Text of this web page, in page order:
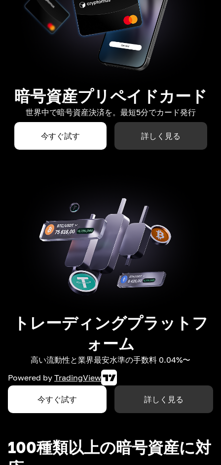
暗号資産プリペイドカード
世界中で暗号資産決済を。最短5分でカード発行
今すぐ試す 詳しく見る
トレーディングプラットフ
ォーム
高い流動性と業界最安水準の手数料 0.04%〜
Powered by TradingView
今すぐ試す 詳しく見る
100種類以上の暗号資産に対